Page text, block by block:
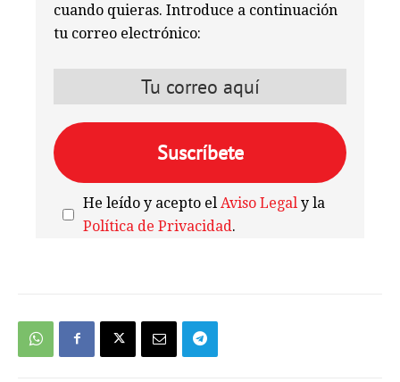
cuando quieras. Introduce a continuación
tu correo electrónico:
He leído y acepto el Aviso Legal y la
Política de Privacidad.